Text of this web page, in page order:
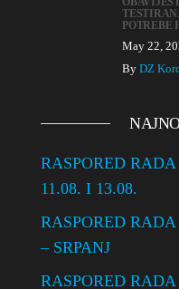
POTREBE
May 22,
By DZ
RASPORED
11.08. I 13.08.
RASPORED
– SRPANJ
RASPORED